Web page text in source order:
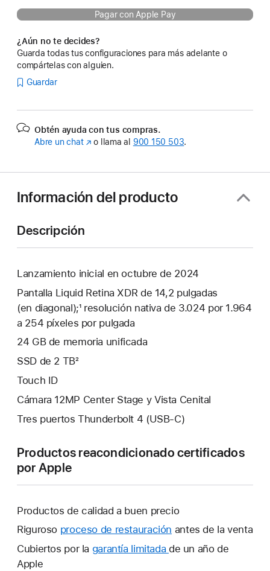
Pagar con Apple Pay
¿Aún no te decides?
Guarda todas tus configuraciones para más adelante o
compártelas con alguien.
Guardar
Obtén ayuda con tus compras.
Abre un chat(Se
ventana
nueva)
o llama al 900 150 503.
Información del producto
Descripción
Lanzamiento inicial en octubre de 2024
Pantalla Liquid Retina XDR de 14,2 pulgadas
(en diagonal);¹ resolución nativa de 3.024 por 1.964
a 254 píxeles por pulgada
24 GB de memoria unificada
SSD de 2 TB²
Touch ID
Cámara 12MP Center Stage y Vista Cenital
Tres puertos Thunderbolt 4 (USB-C)
Productos reacondicionado certificados
por Apple
Productos de calidad a buen precio
Riguroso proceso de restauración antes de la venta
Cubiertos por la garantía limitada Se
de un año de
Apple